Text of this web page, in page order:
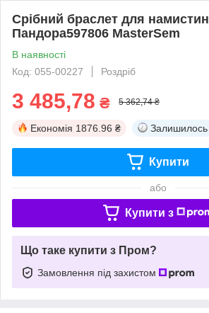
Срібний браслет для намистин
Пандора597806 MasterSem
В наявності
Код: 055-00227
Роздріб
3 485,78 ₴ 5 362,74 ₴
Економія 1876.96 ₴ Залишилось
Купити
або
Купити з
Що таке купити з Пром?
Замовлення під захистом